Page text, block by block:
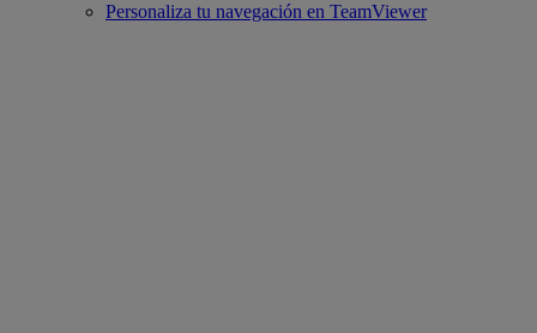
Personaliza tu navegación en TeamViewer